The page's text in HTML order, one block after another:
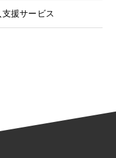
援サービス